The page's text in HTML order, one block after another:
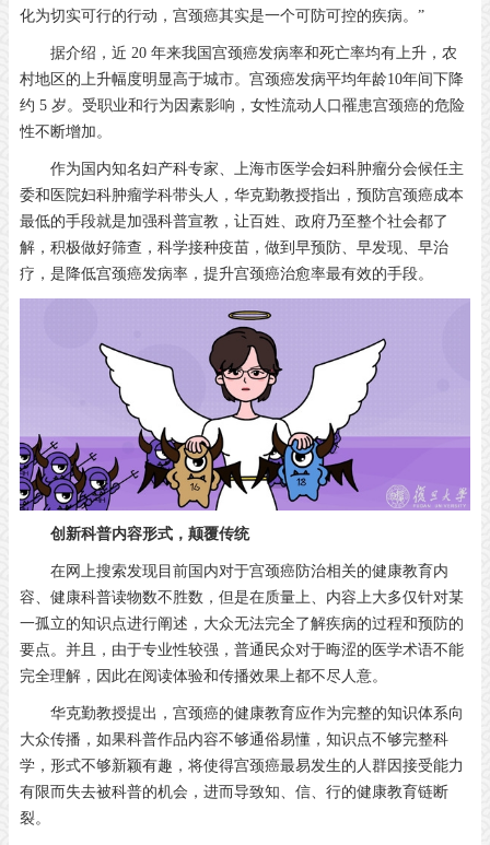
化为切实可行的行动，宫颈癌其实是一个可防可控的疾病。”
据介绍，近 20 年来我国宫颈癌发病率和死亡率均有上升，农
村地区的上升幅度明显高于城市。宫颈癌发病平均年龄10年间下降
约 5 岁。受职业和行为因素影响，女性流动人口罹患宫颈癌的危险
性不断增加。
作为国内知名妇产科专家、上海市医学会妇科肿瘤分会候任主
委和医院妇科肿瘤学科带头人，华克勤教授指出，预防宫颈癌成本
最低的手段就是加强科普宣教，让百姓、政府乃至整个社会都了
解，积极做好筛查，科学接种疫苗，做到早预防、早发现、早治
疗，是降低宫颈癌发病率，提升宫颈癌治愈率最有效的手段。
创新科普内容形式，颠覆传统
在网上搜索发现目前国内对于宫颈癌防治相关的健康教育内
容、健康科普读物数不胜数，但是在质量上、内容上大多仅针对某
一孤立的知识点进行阐述，大众无法完全了解疾病的过程和预防的
要点。并且，由于专业性较强，普通民众对于晦涩的医学术语不能
完全理解，因此在阅读体验和传播效果上都不尽人意。
华克勤教授提出，宫颈癌的健康教育应作为完整的知识体系向
大众传播，如果科普作品内容不够通俗易懂，知识点不够完整科
学，形式不够新颖有趣，将使得宫颈癌最易发生的人群因接受能力
有限而失去被科普的机会，进而导致知、信、行的健康教育链断
裂。